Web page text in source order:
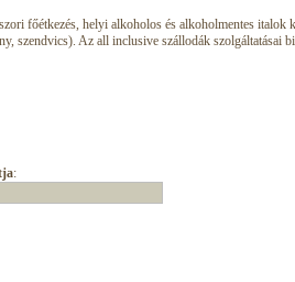
főétkezés, helyi alkoholos és alkoholmentes italok
szendvics). Az all inclusive szállodák szolgáltatásai
: